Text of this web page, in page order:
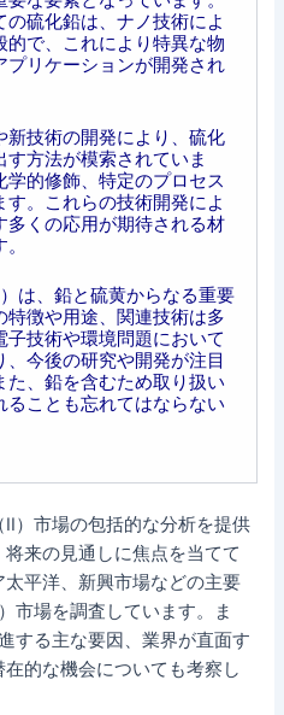
硫化鉛は、ナノ技術によ
的で、これにより特異な物
リケーションが開発され
新技術の開発により、硫化
方法が模索されていま
的修飾、特定のプロセス
。これらの技術開発によ
多くの応用が期待される材
は、鉛と硫黄からなる重要
徴や用途、関連技術は多
技術や環境問題において
今後の研究や開発が注目
た、鉛を含むため取り扱い
ことも忘れてはならない
）市場の包括的な分析を提供
来の見通しに焦点を当てて
平洋、新興市場などの主要
市場を調査しています。ま
する主な要因、業界が直面す
的な機会についても考察し